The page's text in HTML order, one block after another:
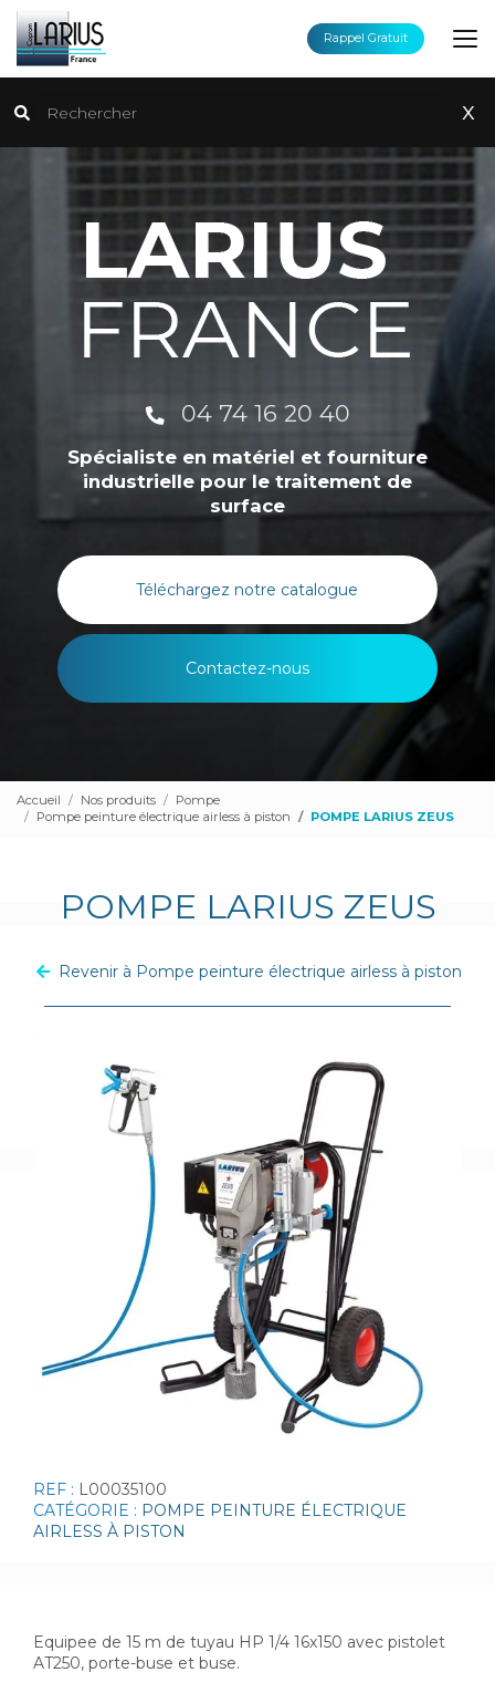
Aller
au
contenu
principal
Rechercher
x
Rappel Gratuit
04 74 16 20 40
Spécialiste en matériel et fourniture
industrielle pour le traitement de
surface
Téléchargez notre catalogue
Contactez-nous
Accueil Nos produits
Pompe
Pompe peinture électrique airless à piston
POMPE LARIUS ZEUS
POMPE LARIUS ZEUS
Revenir à Pompe peinture électrique airless à piston
REF : L00035100
CATÉGORIE : POMPE PEINTURE ÉLECTRIQUE
AIRLESS À PISTON
Equipee de 15 m de tuyau HP 1/4 16x150 avec pistolet
AT250, porte-buse et buse.